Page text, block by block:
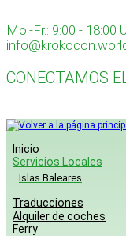
to
content
Mo.-Fr.: 9:00 - 18:00
CONECTAMOS
Inicio
Servicios Locales
Islas Baleares
Traducciones
Alquiler de coches
Ferry